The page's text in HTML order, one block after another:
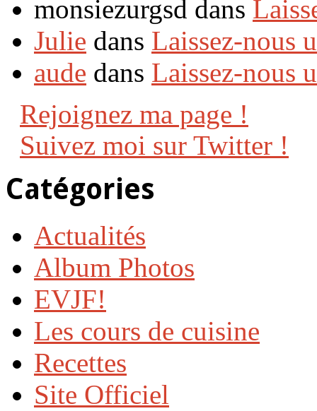
monsiezurgsd dans
Julie dans Laissez-nous
aude dans Laissez-nous
Rejoignez ma page !
Suivez moi sur Twitter !
Catégories
Actualités
Album Photos
EVJF!
Les cours de cuisine
Recettes
Site Officiel